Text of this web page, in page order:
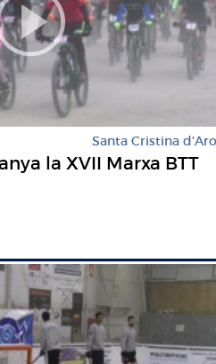
Santa Cristina d'Aro
la XVII Marxa BTT